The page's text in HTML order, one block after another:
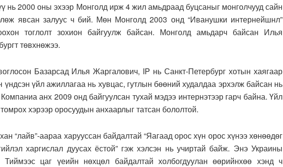
нь 2000 оны эхээр Монголд ирж 4 жил амьдраад буцсаныг монголчууд сайн
явсан залуус ч бий. Мөн Монголд 2003 онд “Иванушки интернейшнл”
тоглолт зохион байгуулж байсан. Монголд амьдарч байсан Илья
төвхнөжээ.
Базарсад Илья Жаргалович, IP нь Санкт-Петербург хотын хаягаар
үндсэн үйл ажиллагаа нь хувцас, гутлын бөөний худалдаа эрхэлж байсан нь
анх 2009 онд байгуулсан тухай мэдээ интернэтээр гарч байна. Үйл
хэрээр оросуудын анхаарлыг татсан бололтой.
“лайв”-аараа харууссан байдалтай “Яагаад орос хүн орос хүнээ хөнөөдөг
харгислал дуусах ёстой” гэж хэлсэн нь учиртай байж. Энэ Украины
Тиймээс цаг үеийн нөхцөл байдалтай холбогдуулан өөрийнхөө хэнд ч